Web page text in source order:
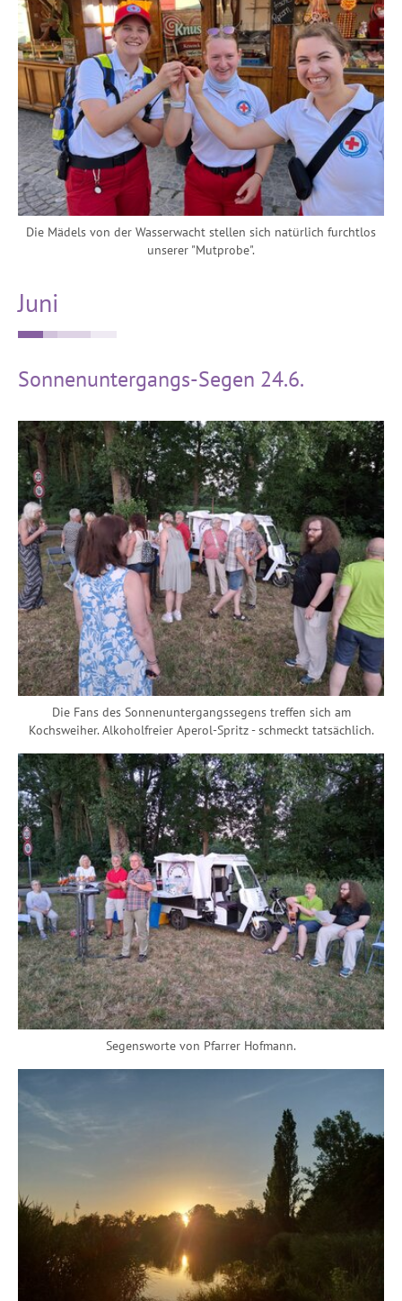
Die Mädels von der Wasserwacht stellen sich natürlich furchtlos
unserer "Mutprobe".
Juni
Die Fans des Sonnenuntergangssegens treffen sich am
Kochsweiher. Alkoholfreier Aperol-Spritz - schmeckt tatsächlich.
Segensworte von Pfarrer Hofmann.
Sonnenuntergangs-Segen 24.6.